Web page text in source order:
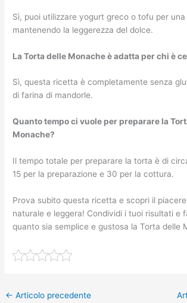
Sì, puoi utilizzare yogurt greco o tofu per
mantenendo la leggerezza del dolce.
La Torta delle Monache è adatta per chi è
Sì, questa ricetta è completamente senza
di farina di mandorle.
Quanto tempo ci vuole per preparare la
Monache?
Il tempo totale per preparare la torta è di
15 per la preparazione e 30 per la cottura.
Prova subito questa ricetta e scopri il
naturale e leggera! Condividi i tuoi risultati e
quanto sia semplice e gustosa la Torta delle
← Articolo precedente